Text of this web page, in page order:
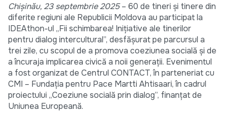
Chișinău, 23 septembrie 2025– 60 de tineri și tinere din
diferite regiuni ale Republicii Moldova au participat la
IDEAthon-ul „Fii schimbarea! Inițiative ale tinerilor
pentru dialog intercultural”, desfășurat pe parcursul a
trei zile, cu scopul de a promova coeziunea socială și de
a încuraja implicarea civică a noii generații. Evenimentul
a fost organizat de Centrul CONTACT, în parteneriat cu
CMI – Fundația pentru Pace Martti Ahtisaari, în cadrul
proiectului „Coeziune socială prin dialog”, finanțat de
Uniunea Europeană.